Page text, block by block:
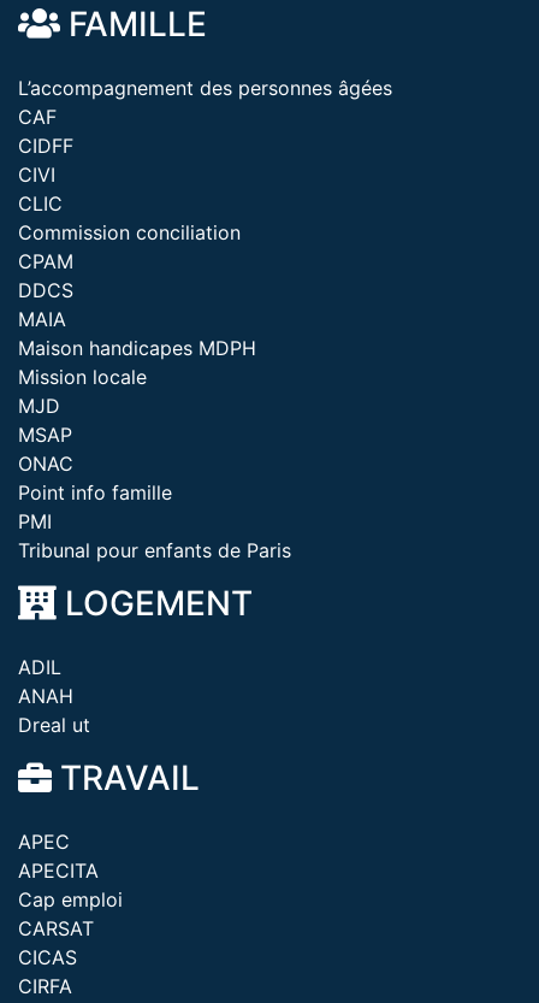
FAMILLE
L’accompagnement des personnes âgées
CAF
CIDFF
CIVI
CLIC
Commission conciliation
CPAM
DDCS
MAIA
Maison handicapes MDPH
Mission locale
MJD
MSAP
ONAC
Point info famille
PMI
Tribunal pour enfants de Paris
LOGEMENT
ADIL
ANAH
Dreal ut
TRAVAIL
APEC
APECITA
Cap emploi
CARSAT
CICAS
CIRFA